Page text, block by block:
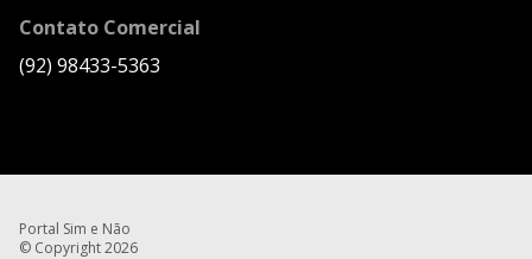
Contato Comercial
(92) 98433-5363
Portal Sim e Não
© Copyright 2026